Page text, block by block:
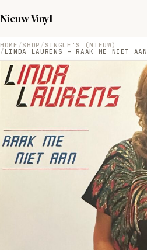
Nieuw Vinyl
HOME SHOP SINGLE'S (NIEUW)
LINDA LAURENS – RAAK ME NIET AAN